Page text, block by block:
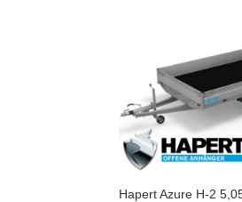
Hapert Azure H-2